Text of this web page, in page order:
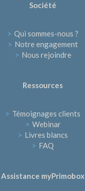
Société
> Qui sommes-nous ?
> Notre engagement
> Nous rejoindre
Ressources
> Témoignages clients
> Webinar
> Livres blancs
> FAQ
Assistance myPrimobox